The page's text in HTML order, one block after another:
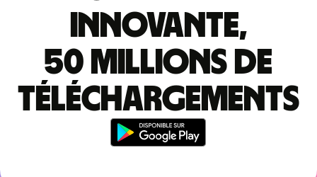
innovante,
50 millions de
téléchargements